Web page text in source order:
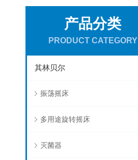
产品分类
PRODUCT CATEGORY
其林贝尔
振荡摇床
多用途旋转摇床
灭菌器